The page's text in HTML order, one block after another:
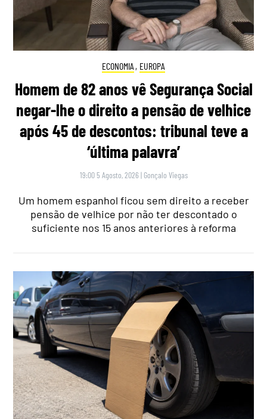
ECONOMIA , EUROPA
Homem de 82 anos vê Segurança Social
negar-lhe o direito a pensão de velhice
após 45 de descontos: tribunal teve a
‘última palavra’
19:00 5 Agosto, 2026 | Gonçalo Viegas
Um homem espanhol ficou sem direito a receber
pensão de velhice por não ter descontado o
suficiente nos 15 anos anteriores à reforma